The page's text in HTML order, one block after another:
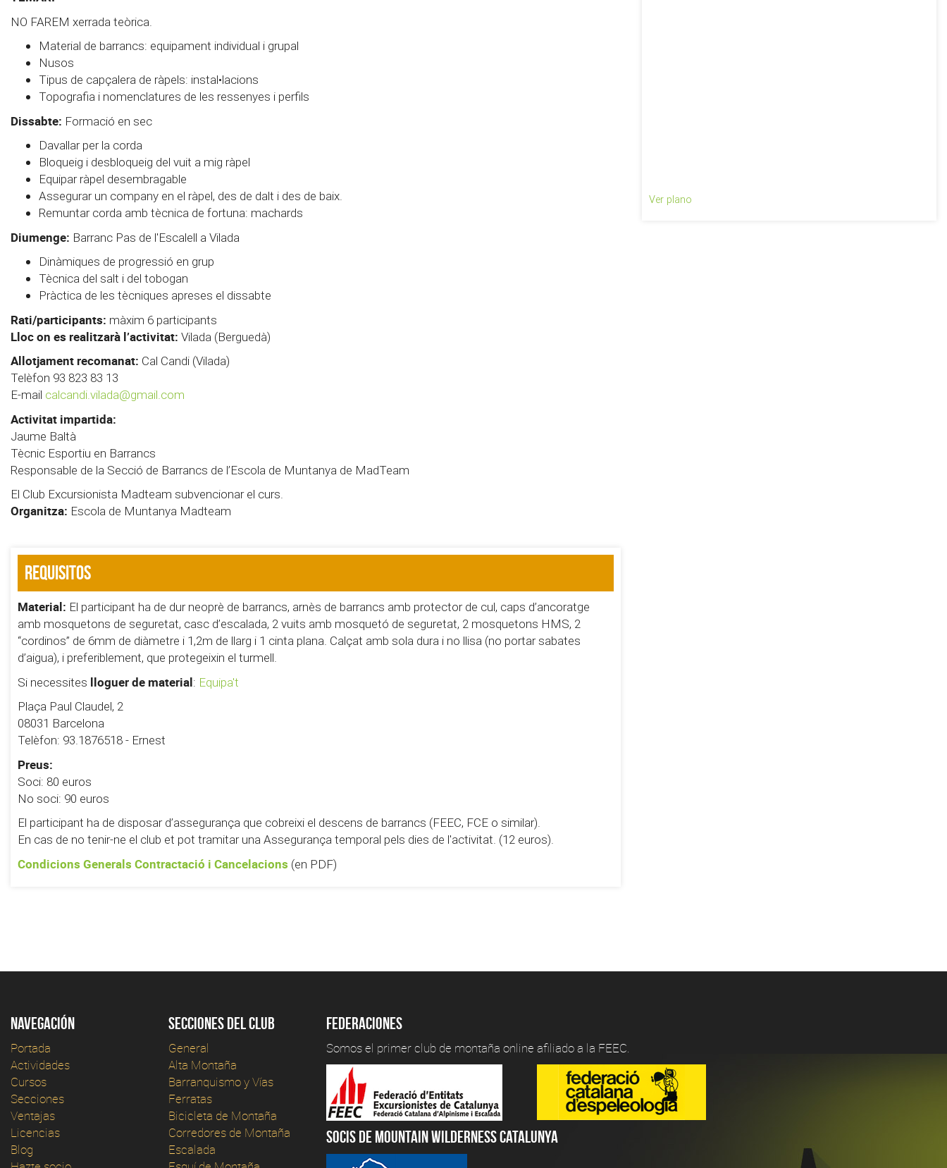
NO FAREM xerrada teòrica.
Material de barrancs: equipament individual i grupal
Nusos
Tipus de capçalera de ràpels: instal•lacions
Topografia i nomenclatures de les ressenyes i perfils
Dissabte: Formació en sec
Davallar per la corda
Bloqueig i desbloqueig del vuit a mig ràpel
Equipar ràpel desembragable
Assegurar un company en el ràpel, des de dalt i des de baix.
Remuntar corda amb tècnica de fortuna: machards
Diumenge: Barranc Pas de l'Escalell a Vilada
Dinàmiques de progressió en grup
Tècnica del salt i del tobogan
Pràctica de les tècniques apreses el dissabte
Rati/participants: màxim 6 participants
Lloc on es realitzarà l’activitat: Vilada (Berguedà)
Allotjament recomanat: Cal Candi (Vilada)
Telèfon 93 823 83 13
E-mail calcandi.vilada@gmail.com
Activitat impartida:
Jaume Baltà
Tècnic Esportiu en Barrancs
Responsable de la Secció de Barrancs de l’Escola de Muntanya de MadTeam
El Club Excursionista Madteam subvencionar el curs.
Organitza: Escola de Muntanya Madteam
Requisitos
Material: El participant ha de dur neoprè de barrancs, arnès de barrancs amb protector de cul, caps d’ancoratge
amb mosquetons de seguretat, casc d’escalada, 2 vuits amb mosquetó de seguretat, 2 mosquetons HMS, 2
“cordinos” de 6mm de diàmetre i 1,2m de llarg i 1 cinta plana. Calçat amb sola dura i no llisa (no portar sabates
d’aigua), i preferiblement, que protegeixin el turmell.
Si necessites lloguer de material: Equipa't
Plaça Paul Claudel, 2
08031 Barcelona
Telèfon: 93.1876518 - Ernest
Preus:
Soci: 80 euros
No soci: 90 euros
El participant ha de disposar d’assegurança que cobreixi el descens de barrancs (FEEC, FCE o similar).
En cas de no tenir-ne el club et pot tramitar una Assegurança temporal pels dies de l'activitat. (12 euros).
Condicions Generals Contractació i Cancelacions (en PDF)
Ver plano
Navegación
Portada
Actividades
Cursos
Secciones
Ventajas
Licencias
Blog
Secciones del club
General
Alta Montaña
Barranquismo y Vías
Ferratas
Bicicleta de Montaña
Corredores de Montaña
Escalada
Federaciones
Somos el primer club de montaña online afiliado a la FEEC.
Socis de Mountain Wilderness Catalunya